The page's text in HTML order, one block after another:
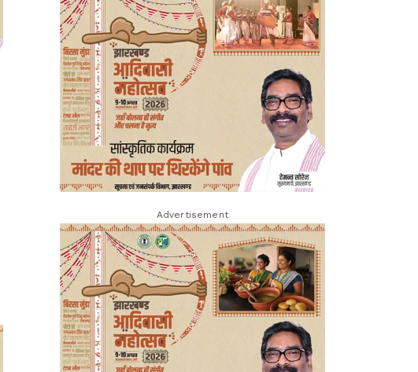
Advertisement